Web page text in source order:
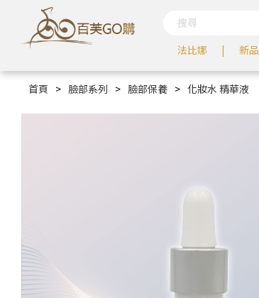
法比娜 新品
首頁 > 臉部系列 > 臉部保養 > 化妝水 精華液